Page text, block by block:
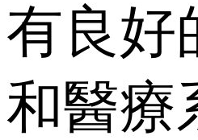
有良好
和醫療